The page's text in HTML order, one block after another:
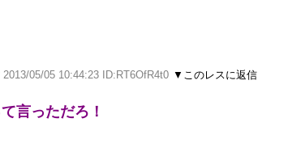
2013/05/05 10:44:23 ID:RT6OfR4t0 ▼このレスに返信
言っただろ！